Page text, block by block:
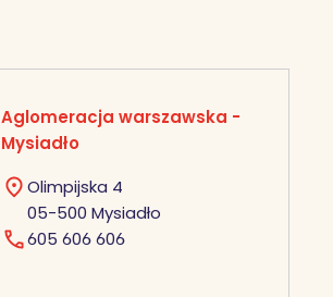
Aglomeracja warszawska -
Mysiadło
Olimpijska 4
05-500 Mysiadło
605 606 606